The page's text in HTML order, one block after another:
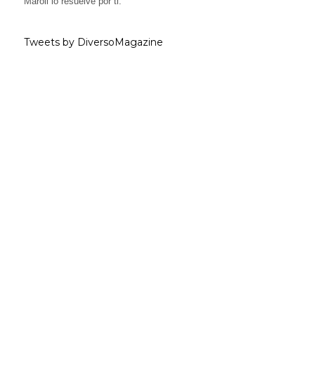
Tweets by DiversoMagazine